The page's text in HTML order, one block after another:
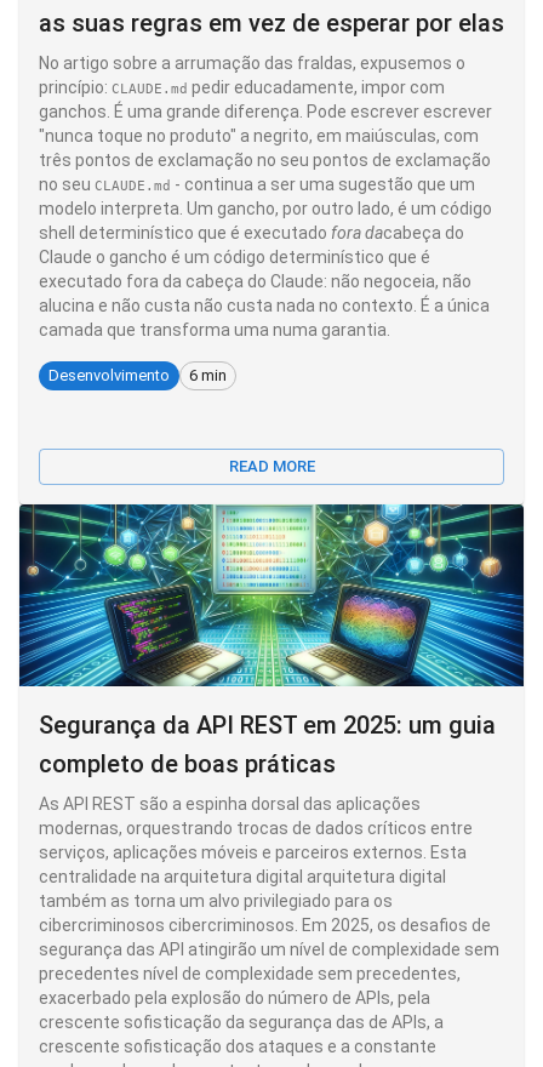
as suas regras em vez de esperar por elas
No artigo sobre a arrumação das fraldas, expusemos o
princípio: CLAUDE.md pedir educadamente, impor com
ganchos. É uma grande diferença. Pode escrever escrever
"nunca toque no produto" a negrito, em maiúsculas, com
três pontos de exclamação no seu pontos de exclamação
no seu CLAUDE.md - continua a ser uma sugestão que um
modelo interpreta. Um gancho, por outro lado, é um código
shell determinístico que é executado fora dacabeça do
Claude o gancho é um código determinístico que é
executado fora da cabeça do Claude: não negoceia, não
alucina e não custa não custa nada no contexto. É a única
camada que transforma uma numa garantia.
Desenvolvimento 6 min
READ MORE
Segurança da API REST em 2025: um guia
completo de boas práticas
As API REST são a espinha dorsal das aplicações
modernas, orquestrando trocas de dados críticos entre
serviços, aplicações móveis e parceiros externos. Esta
centralidade na arquitetura digital arquitetura digital
também as torna um alvo privilegiado para os
cibercriminosos cibercriminosos. Em 2025, os desafios de
segurança das API atingirão um nível de complexidade sem
precedentes nível de complexidade sem precedentes,
exacerbado pela explosão do número de APIs, pela
crescente sofisticação da segurança das de APIs, a
crescente sofisticação dos ataques e a constante